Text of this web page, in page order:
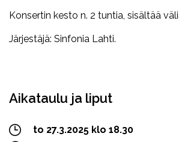
Konsertin kesto n. 2 tuntia, sisältää
Järjestäjä: Sinfonia Lahti.
Aikataulu ja liput
to 27.3.2025 klo 18.30